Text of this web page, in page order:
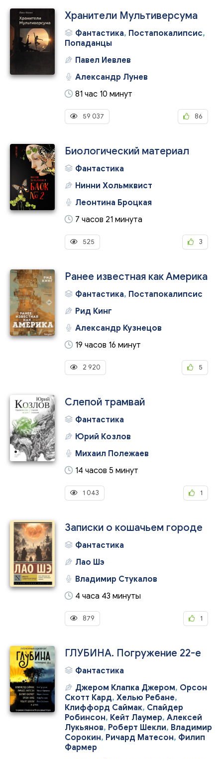
Хранители Мультиверсума
Фантастика, Постапокалипсис,
Попаданцы
Павел Иевлев
Александр Лунев
81 час 10 минут
59 037 86
Биологический материал
Фантастика
Нинни Хольмквист
Леонтина Броцкая
7 часов 21 минута
525 3
Ранее известная как Америка
Фантастика, Постапокалипсис
Рид Кинг
Александр Кузнецов
19 часов 16 минут
2 920 5
Слепой трамвай
Фантастика
Юрий Козлов
Михаил Полежаев
14 часов 5 минут
1 043 1
Записки о кошачьем городе
Фантастика
Лао Шэ
Владимир Стукалов
4 часа 43 минуты
879 1
ГЛУБИНА. Погружение 22-е
Фантастика
Джером Клапка Джером, Орсон
Скотт Кард, Хелью Ребане,
Клиффорд Саймак, Спайдер
Робинсон, Кейт Лаумер, Алексей
Лукьянов, Роберт Шекли, Владимир
Сорокин, Ричард Матесон, Филип
Фармер